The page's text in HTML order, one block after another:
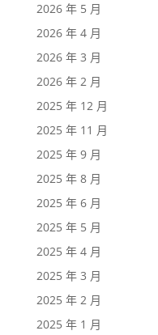
2026 年 5 月
2026 年 4 月
2026 年 3 月
2026 年 2 月
2025 年 12 月
2025 年 11 月
2025 年 9 月
2025 年 8 月
2025 年 6 月
2025 年 5 月
2025 年 4 月
2025 年 3 月
2025 年 2 月
2025 年 1 月